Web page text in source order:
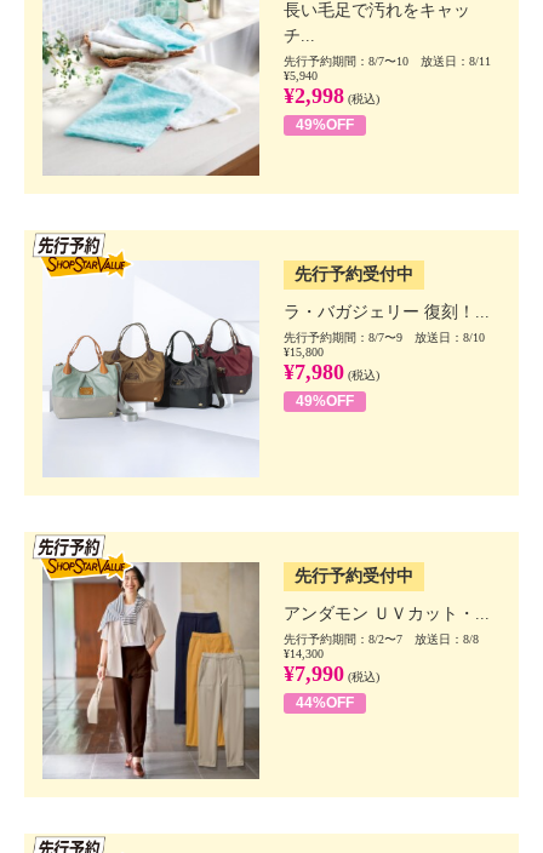
長い毛足で汚れをキャッ
チ...
先行予約期間：8/7〜10 放送日：8/11
¥5,940
¥2,998 (税込)
49%OFF
先行予約受付中
ラ・バガジェリー 復刻！...
先行予約期間：8/7〜9 放送日：8/10
¥15,800
¥7,980 (税込)
49%OFF
先行予約受付中
アンダモン ＵＶカット・...
先行予約期間：8/2〜7 放送日：8/8
¥14,300
¥7,990 (税込)
44%OFF